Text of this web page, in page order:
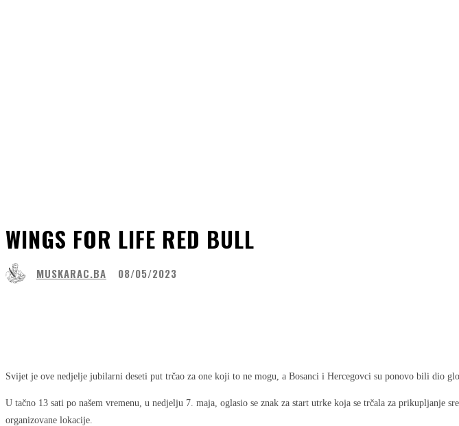
WINGS FOR LIFE RED BULL
MUSKARAC.BA 08/05/2023
Svijet je ove nedjelje jubilarni deseti put trčao za one koji to ne mogu, a Bosanci i Hercegovci su ponovo bili dio
U tačno 13 sati po našem vremenu, u nedjelju 7. maja, oglasio se znak za start utrke koja se trčala za prikupljanje
organizovane lokacije.